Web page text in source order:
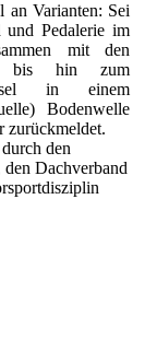
an Varianten: Sei
Pedalerie im
mit den
bis hin zum
in einem
Bodenwelle
zurückmeldet.
den
Dachverband